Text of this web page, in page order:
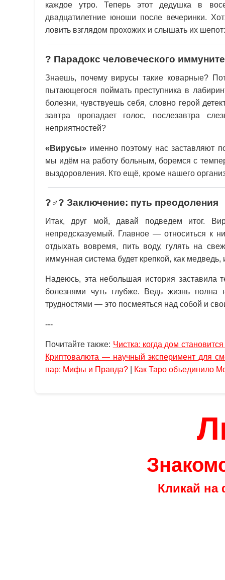
каждое утро. Теперь этот дедушка в
двадцатилетние юноши после вечеринки.
ловить взглядом прохожих и слышать их
? Парадокс человеческого
Знаешь, почему вирусы такие коварные?
пытающегося поймать преступника в
болезни, чувствуешь себя, словно герой
завтра пропадает голос, послезавтра
неприятностей?
«Вирусы» именно поэтому нас заставляют
мы идём на работу больным, боремся с
выздоровления. Кто ещё, кроме нашего
?‍♂️? Заключение: путь преодоления
Итак, друг мой, давай подведем итог.
непредсказуемый. Главное — относиться к
отдыхать вовремя, пить воду, гулять на
иммунная система будет крепкой, как
Надеюсь, эта небольшая история заставила
болезнями чуть глубже. Ведь жизнь полна
трудностями — это посмеяться над собой и
---
Почитайте также: Чистка: когда дом
Криптовалюта — научный эксперимент для
пар: Мифы и Правда?
Как Таро объединило
Кликай на